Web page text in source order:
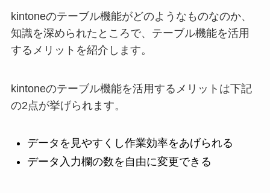
kintoneのテーブル機能がどのようなものなのか、
知識を深められたところで、テーブル機能を活用
するメリットを紹介します。
kintoneのテーブル機能を活用するメリットは下記
の2点が挙げられます。
データを見やすくし作業効率をあげられる
データ入力欄の数を自由に変更できる